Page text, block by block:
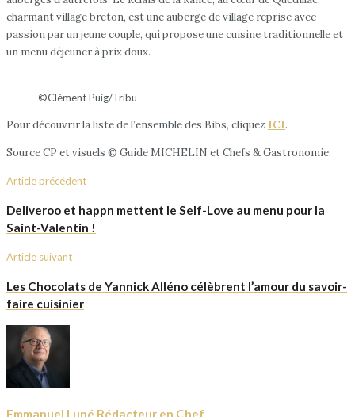
charmant village breton, est une auberge de village reprise avec
passion par un jeune couple, qui propose une cuisine traditionnelle et
un menu déjeuner à prix doux.
©Clément Puig/Tribu
Pour découvrir la liste de l’ensemble des Bibs, cliquez ICI.
Source CP et visuels © Guide MICHELIN et Chefs & Gastronomie.
Article précédent
Deliveroo et happn mettent le Self-Love au menu pour la
Saint-Valentin !
Article suivant
Les Chocolats de Yannick Alléno célèbrent l’amour du savoir-
faire cuisinier
Emmanuel Lupé Rédacteur en Chef